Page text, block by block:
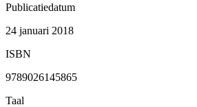
Publicatiedatum
24 januari 2018
ISBN
9789026145865
Taal